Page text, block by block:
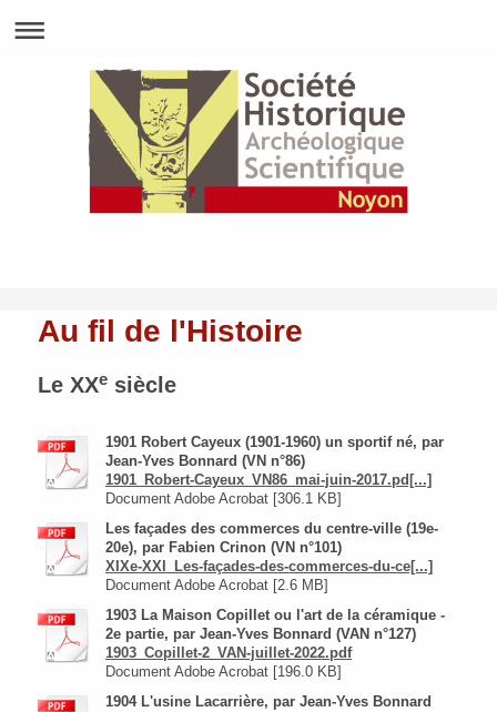
Au fil de l'Histoire
Le XXe siècle
1901 Robert Cayeux (1901-1960) un sportif né, par
Jean-Yves Bonnard (VN n°86)
1901_Robert-Cayeux_VN86_mai-juin-2017.pd[...]
Document Adobe Acrobat [306.1 KB]
Les façades des commerces du centre-ville (19e-
20e), par Fabien Crinon (VN n°101)
XIXe-XXI_Les-façades-des-commerces-du-ce[...]
Document Adobe Acrobat [2.6 MB]
1903 La Maison Copillet ou l'art de la céramique -
2e partie, par Jean-Yves Bonnard (VAN n°127)
1903_Copillet-2_VAN-juillet-2022.pdf
Document Adobe Acrobat [196.0 KB]
1904 L'usine Lacarrière, par Jean-Yves Bonnard